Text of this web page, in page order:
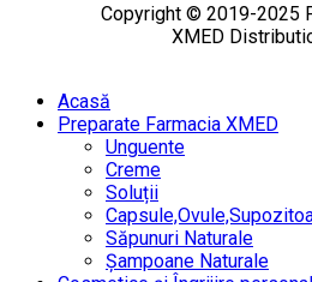
Copyright © 2019-2025
XMED
Acasă
Preparate Farmacia XMED
Unguente
Creme
Soluții
Săpunuri Naturale
Șampoane Naturale